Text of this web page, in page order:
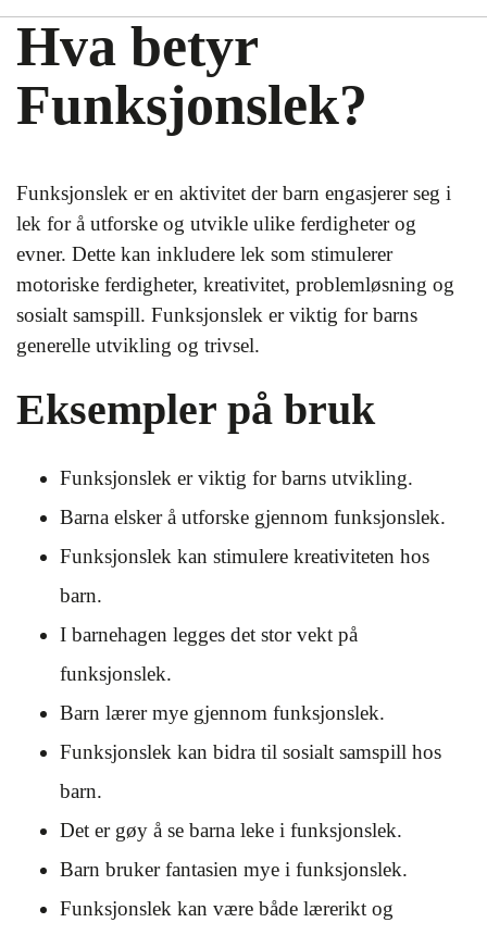
Hva betyr
Funksjonslek?
Funksjonslek er en aktivitet der barn engasjerer seg i
lek for å utforske og utvikle ulike ferdigheter og
evner. Dette kan inkludere lek som stimulerer
motoriske ferdigheter, kreativitet, problemløsning og
sosialt samspill. Funksjonslek er viktig for barns
generelle utvikling og trivsel.
Eksempler på bruk
Funksjonslek er viktig for barns utvikling.
Barna elsker å utforske gjennom funksjonslek.
Funksjonslek kan stimulere kreativiteten hos
barn.
I barnehagen legges det stor vekt på
funksjonslek.
Barn lærer mye gjennom funksjonslek.
Funksjonslek kan bidra til sosialt samspill hos
barn.
Det er gøy å se barna leke i funksjonslek.
Barn bruker fantasien mye i funksjonslek.
Funksjonslek kan være både lærerikt og